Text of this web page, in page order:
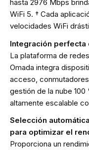
hasta 2976 Mbps
WiFi 5. † Cada
velocidades WiFi
Integración perfecta
La plataforma de
Omada integra
acceso,
gestión de la nube
altamente escalable
Selección
para optimizar el
Proporciona un